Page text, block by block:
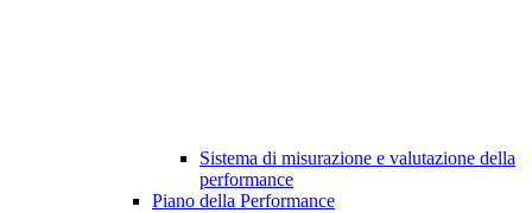
Sistema di misurazione e valutazione della
performance
Piano della Performance